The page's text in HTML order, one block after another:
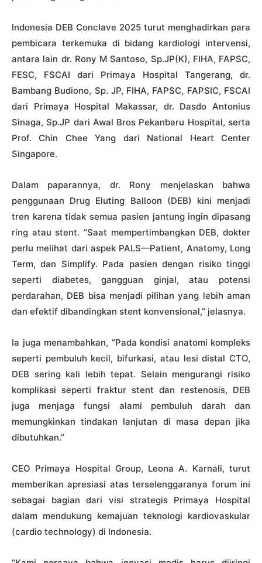
Indonesia DEB Conclave 2025 turut menghadirkan para
pembicara terkemuka di bidang kardiologi intervensi,
antara lain dr. Rony M Santoso, Sp.JP(K), FIHA, FAPSC,
FESC, FSCAI dari Primaya Hospital Tangerang, dr.
Bambang Budiono, Sp. JP, FIHA, FAPSC, FAPSIC, FSCAI
dari Primaya Hospital Makassar, dr. Dasdo Antonius
Sinaga, Sp.JP dari Awal Bros Pekanbaru Hospital, serta
Prof. Chin Chee Yang dari National Heart Center
Singapore.
Dalam paparannya, dr. Rony menjelaskan bahwa
penggunaan Drug Eluting Balloon (DEB) kini menjadi
tren karena tidak semua pasien jantung ingin dipasang
ring atau stent. “Saat mempertimbangkan DEB, dokter
perlu melihat dari aspek PALS—Patient, Anatomy, Long
Term, dan Simplify. Pada pasien dengan risiko tinggi
seperti diabetes, gangguan ginjal, atau potensi
perdarahan, DEB bisa menjadi pilihan yang lebih aman
dan efektif dibandingkan stent konvensional,” jelasnya.
Ia juga menambahkan, “Pada kondisi anatomi kompleks
seperti pembuluh kecil, bifurkasi, atau lesi distal CTO,
DEB sering kali lebih tepat. Selain mengurangi risiko
komplikasi seperti fraktur stent dan restenosis, DEB
juga menjaga fungsi alami pembuluh darah dan
memungkinkan tindakan lanjutan di masa depan jika
dibutuhkan.”
CEO Primaya Hospital Group, Leona A. Karnali, turut
memberikan apresiasi atas terselenggaranya forum ini
sebagai bagian dari visi strategis Primaya Hospital
dalam mendukung kemajuan teknologi kardiovaskular
(cardio technology) di Indonesia.